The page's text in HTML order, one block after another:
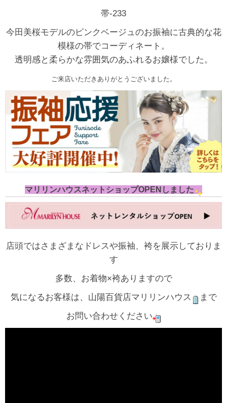
帯-233
今田美桜モデルのピンクベージュのお振袖に古典的な花
模様の帯でコーディネート。
透明感と柔らかな雰囲気のあふれるお嬢様でした。
ご来店いただきありがとうございました。
マリリンハウスネットショップOPENしました
店頭ではさまざまなドレスや振袖、袴を展示しておりま
す
多数、お着物×袴ありますので
気になるお客様は、山陽百貨店マリリンハウス
まで
お問い合わせください